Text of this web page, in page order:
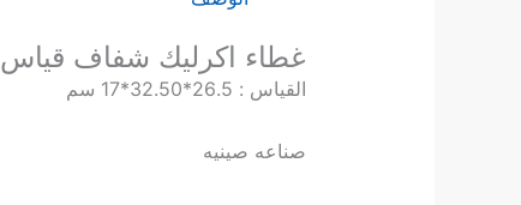
غطاء اكرليك شفاف قياس 1/2 قلاب
القياس : 26.5*32.50*17 سم
صناعه صينيه